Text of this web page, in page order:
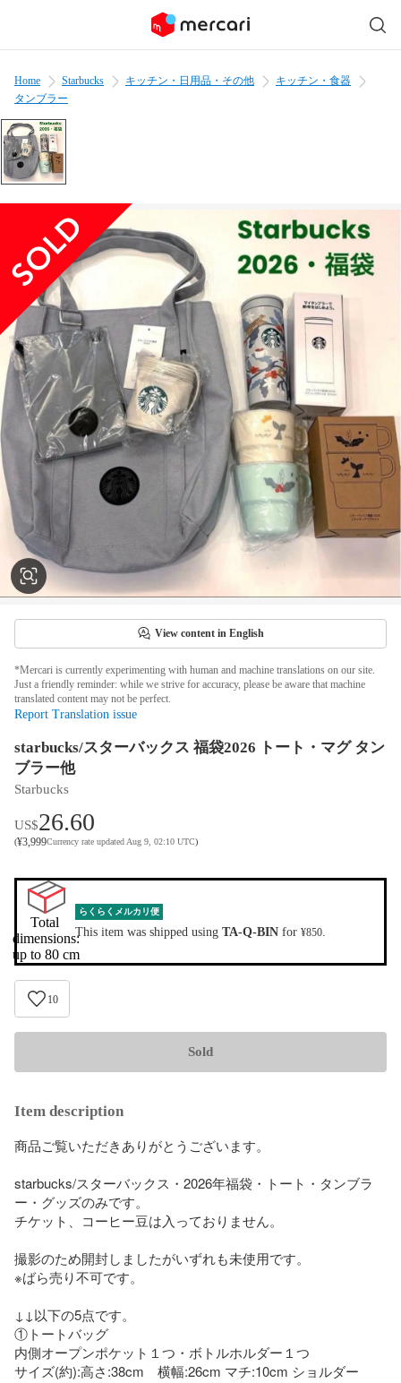
Home Starbucks キッチン・日用品・その他
キッチン・食器
タンブラー
View content in English
*Mercari is currently experimenting with human and machine translations on our site.
Just a friendly reminder: while we strive for accuracy, please be aware that machine
translated content may not be perfect.
Report Translation issue
starbucks/スターバックス 福袋2026 トート・マグ タン
ブラー他
Starbucks
US$26.60
(¥3,999Currency rate updated Aug 9, 02:10 UTC)
Total
dimensions:
up to 80 cm
らくらくメルカリ便
This item was shipped using TA-Q-BIN for ¥850.
10
Sold
Item description
商品ご覧いただきありがとうございます。
starbucks/スターバックス・2026年福袋・トート・タンブラ
ー・グッズのみです。
チケット、コーヒー豆は入っておりません。
撮影のため開封しましたがいずれも未使用です。
※ばら売り不可です。
↓↓以下の5点です。
①トートバッグ
内側オープンポケット１つ・ボトルホルダー１つ
サイズ(約):高さ:38cm　横幅:26cm マチ:10cm ショルダー